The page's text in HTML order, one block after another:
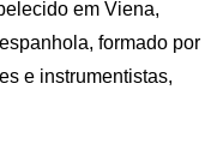
em Viena,
formado por
e instrumentistas,